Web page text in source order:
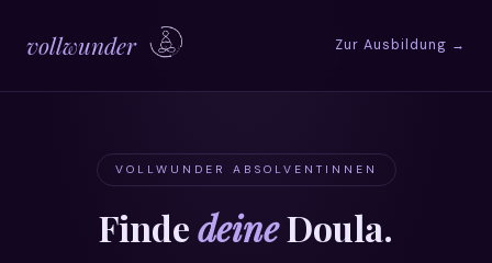
vollwunder Zur Ausbildung →
VOLLWUNDER ABSOLVENTINNEN
FindedeineDoula.